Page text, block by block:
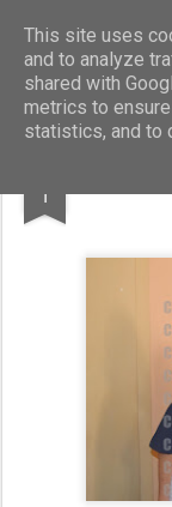
This site uses
and to analyze
shared with
metrics to
statistics, and to
1